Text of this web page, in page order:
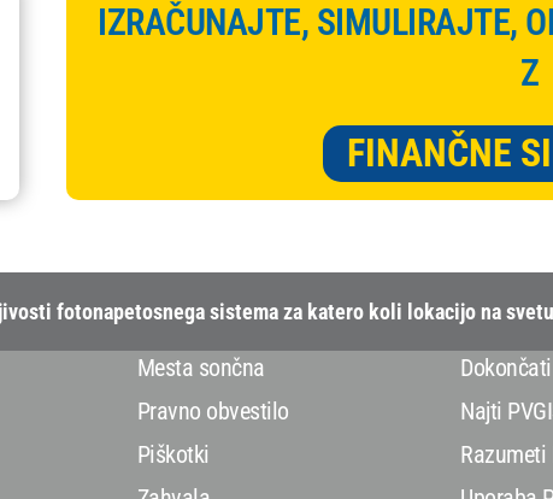
IZRAČUNAJTE, SIMULIRAJTE,
Z
FINANČNE
fotonapetosnega sistema za katero koli lokacijo na
Mesta sončna
Pravno obvestilo
Piškotki
Najti
Razumeti